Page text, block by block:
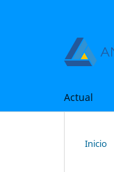
Actual
Inicio